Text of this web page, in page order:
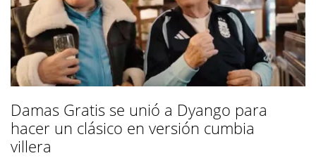
Damas Gratis se unió a Dyango para
hacer un clásico en versión cumbia
villera